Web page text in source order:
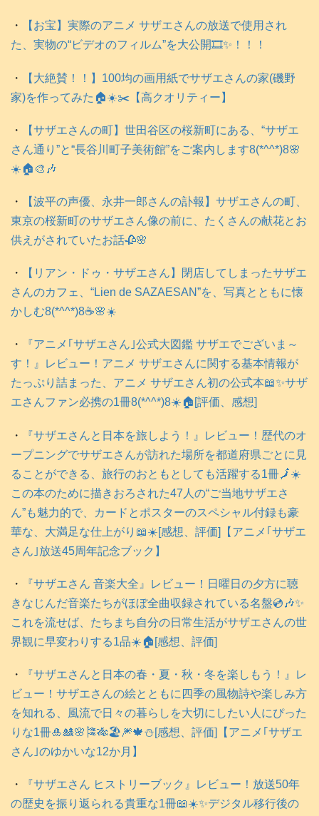
・
【お宝】実際のアニメ サザエさんの放送で使用され
た、実物の“ビデオのフィルム”を大公開🎞️✨！！！
・
【大絶賛！！】100均の画用紙でサザエさんの家(磯野
家)を作ってみた🏠️☀️✂️【高クオリティー】
・
【サザエさんの町】世田谷区の桜新町にある、“サザエ
さん通り”と“長谷川町子美術館”をご案内します8(*^^*)8🌸
☀️🏠️🎨🎶
・
【波平の声優、永井一郎さんの訃報】サザエさんの町、
東京の桜新町のサザエさん像の前に、たくさんの献花とお
供えがされていたお話🥀🌸
・
【リアン・ドゥ・サザエさん】閉店してしまったサザエ
さんのカフェ、“Lien de SAZAESAN”を、写真とともに懐
かしむ8(*^^*)8☕️🌸☀️
・
『アニメ｢サザエさん｣公式大図鑑 サザエでございま～
す！』レビュー！アニメ サザエさんに関する基本情報が
たっぷり詰まった、アニメ サザエさん初の公式本📖✨サザ
エさんファン必携の1冊8(*^^*)8☀️🏠️[評価、感想]
・
『サザエさんと日本を旅しよう！』レビュー！歴代のオ
ープニングでサザエさんが訪れた場所を都道府県ごとに見
ることができる、旅行のおともとしても活躍する1冊🗾☀️
この本のために描きおろされた47人の“ご当地サザエさ
ん”も魅力的で、カードとポスターのスペシャル付録も豪
華な、大満足な仕上がり📖☀️[感想、評価]【アニメ｢サザエ
さん｣放送45周年記念ブック】
・
『サザエさん 音楽大全』レビュー！日曜日の夕方に聴
きなじんだ音楽たちがほぼ全曲収録されている名盤💿️🎶✨
これを流せば、たちまち自分の日常生活がサザエさんの世
界観に早変わりする1品☀️🏠️[感想、評価]
・
『サザエさんと日本の春・夏・秋・冬を楽しもう！』レ
ビュー！サザエさんの絵とともに四季の風物詩や楽しみ方
を知れる、風流で日々の暮らしを大切にしたい人にぴった
りな1冊🎍🎎🌸🎏🎋🏖️🎆🍁⛄️[感想、評価]【アニメ｢サザエ
さん｣のゆかいな12か月】
・
『サザエさん ヒストリーブック』レビュー！放送50年
の歴史を振り返られる貴重な1冊📖☀️✨デジタル移行後の